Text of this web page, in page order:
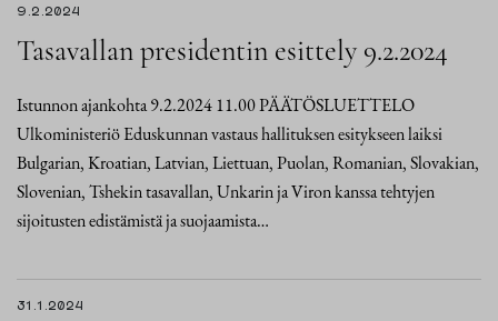
9.2.2024
Tasavallan presidentin esittely 9.2.2024
Istunnon ajankohta 9.2.2024 11.00 PÄÄTÖSLUETTELO
Ulkoministeriö Eduskunnan vastaus hallituksen esitykseen laiksi
Bulgarian, Kroatian, Latvian, Liettuan, Puolan, Romanian, Slovakian,
Slovenian, Tshekin tasavallan, Unkarin ja Viron kanssa tehtyjen
sijoitusten edistämistä ja suojaamista…
31.1.2024